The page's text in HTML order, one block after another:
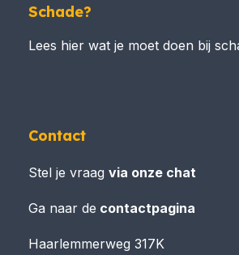
Schade?
Lees hier wat je moet doen bij
Contact
Stel je vraag via onze chat
Ga naar de contactpagina
Haarlemmerweg 317K